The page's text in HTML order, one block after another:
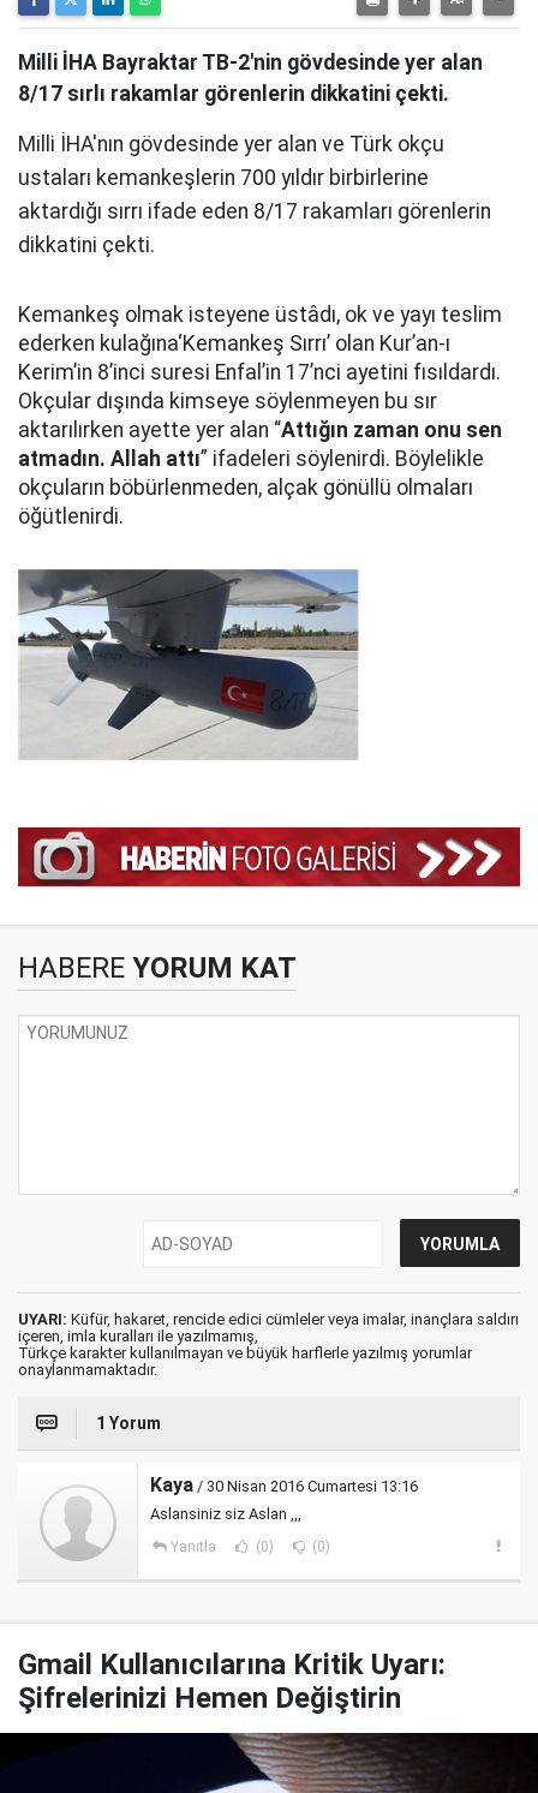
Milli İHA Bayraktar TB-2'nin gövdesinde yer alan
8/17 sırlı rakamlar görenlerin dikkatini çekti.
Milli İHA'nın gövdesinde yer alan ve Türk okçu
ustaları kemankeşlerin 700 yıldır birbirlerine
aktardığı sırrı ifade eden 8/17 rakamları görenlerin
dikkatini çekti.
Kemankeş olmak isteyene üstâdı, ok ve yayı teslim
ederken kulağına‘Kemankeş Sırrı’ olan Kur’an-ı
Kerim’in 8’inci suresi Enfal’in 17’nci ayetini fısıldardı.
Okçular dışında kimseye söylenmeyen bu sır
aktarılırken ayette yer alan “Attığın zaman onu sen
atmadın. Allah attı” ifadeleri söylenirdi. Böylelikle
okçuların böbürlenmeden, alçak gönüllü olmaları
öğütlenirdi.
HABERE YORUM KAT
UYARI: Küfür, hakaret, rencide edici cümleler veya imalar, inançlara saldırı
içeren, imla kuralları ile yazılmamış,
Türkçe karakter kullanılmayan ve büyük harflerle yazılmış yorumlar
onaylanmamaktadır.
1 Yorum
Kaya / 30 Nisan 2016 Cumartesi 13:16
Aslansiniz siz Aslan ,,,
Yanıtla (0) (0)
Gmail Kullanıcılarına Kritik Uyarı:
Şifrelerinizi Hemen Değiştirin